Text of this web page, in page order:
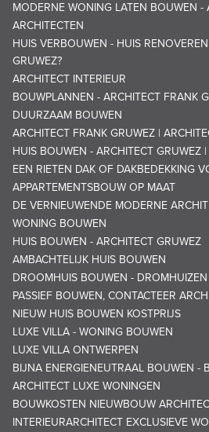
MODERNE WONING LATEN BOUWEN -
ARCHITECTEN
HUIS VERBOUWEN - HUIS
GRUWEZ?
ARCHITECT INTERIEUR
BOUWPLANNEN - ARCHITECT FRANK
DUURZAAM BOUWEN
ARCHITECT FRANK GRUWEZ |
HUIS BOUWEN - ARCHITECT GRUWEZ
EEN RIETEN DAK OF DAKBEDEKKING
APPARTEMENTSBOUW OP MAAT
DE VERNIEUWENDE MODERNE
WONING BOUWEN
HUIS BOUWEN - ARCHITECT GRUWEZ
AMBACHTELIJK HUIS BOUWEN
DROOMHUIS BOUWEN -
PASSIEF BOUWEN, CONTACTEER
NIEUW HUIS BOUWEN KOSTPRIJS
LUXE VILLA - WONING BOUWEN
LUXE VILLA ONTWERPEN
BIJNA ENERGIENEUTRAAL BOUWEN -
ARCHITECT LUXE WONINGEN
BOUWKOSTEN NIEUWBOUW
INTERIEURARCHITECT EXCLUSIEVE